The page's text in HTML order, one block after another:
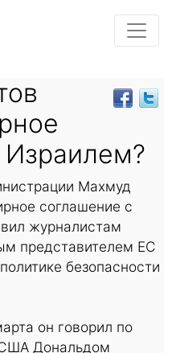
Махмуд
соглашение с
журналистам
представителем ЕС
безопасности
он говорил по
Дональдом